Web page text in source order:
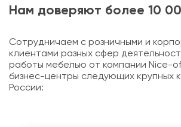
Нам доверяют более 10
Сотрудничаем с розничными и
клиентами разных сфер
работы мебелью от компании Nice-
бизнес-центры следующих крупных
России: